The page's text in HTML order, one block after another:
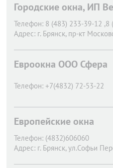
Городские окна, ИП
Телефон: 8 (483) 233-39-12 ,8
Адрес: г. Брянск, пр-кт
Евроокна ООО Сфера
Телефон: +7(4832) 72-53-22
Европейские окна
Телефон: (4832)606060
Адрес: г. Брянск, ул.Софьи